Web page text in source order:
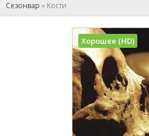
Сезонвар » Кости
Хорошее (HD)